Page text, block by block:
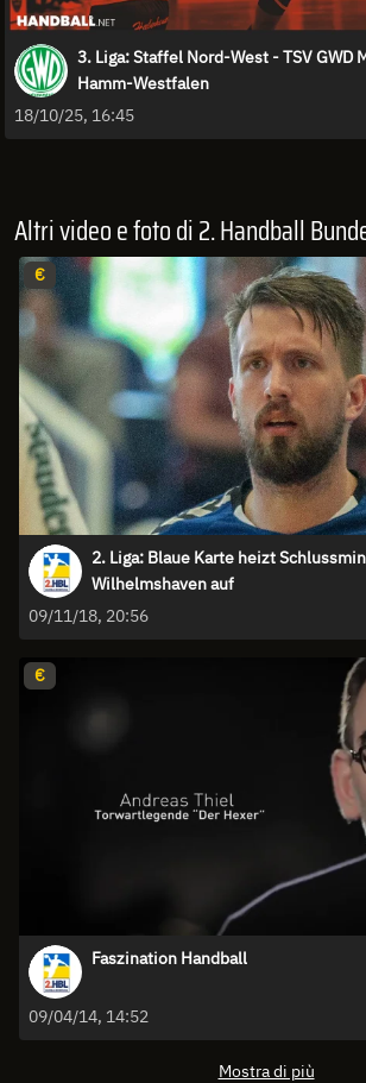
3. Liga: Staffel Nord-West - TSV GWD
Hamm-Westfalen
18/10/25, 16:45
Altri video e foto di 2. Handball
€
2. Liga: Blaue Karte heizt
Wilhelmshaven auf
09/11/18, 20:56
€
Faszination Handball
09/04/14, 14:52
Mostra di più